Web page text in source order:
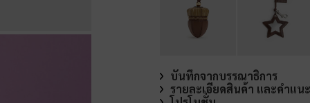
บันทึกจากบรรณาธิการ
รายละเอียดสินค้า และคำแน